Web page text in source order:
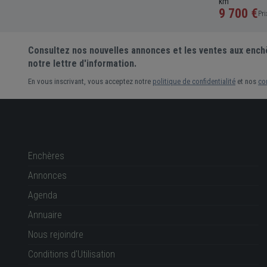
9 700 €
Consultez nos nouvelles annonces et les ventes aux
notre lettre d'information.
En vous inscrivant, vous acceptez notre politique de confidentialité et nos
Enchères
Annonces
Agenda
Annuaire
Nous rejoindre
Conditions d'Utilisation